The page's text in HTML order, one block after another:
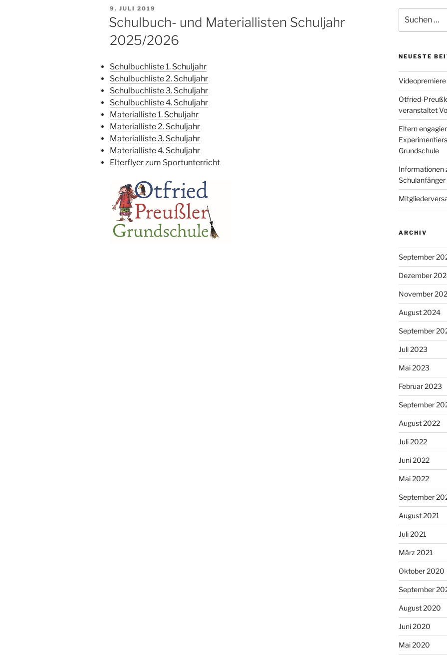
VERÖFFENTLICHT
AM
9. JULI 2019
Schulbuch- und Materiallisten Schuljahr
2025/2026
Schulbuchliste 1. Schuljahr
Schulbuchliste 2. Schuljahr
Schulbuchliste 3. Schuljahr
Schulbuchliste 4. Schuljahr
Materialliste 1. Schuljahr
Materialliste 2. Schuljahr
Materialliste 3. Schuljahr
Materialliste 4. Schuljahr
Elterflyer zum Sportunterricht
nach:
NEUESTE
Videopremiere
Otfried-
veranstaltet
Eltern
Grundschule
Informationen
Schulanfänger
ARCHIV
September
Dezember
November
August 2024
September
Juli 2023
Mai 2023
Februar 2023
September
August 2022
Juli 2022
Juni 2022
Mai 2022
September
August 2021
Juli 2021
März 2021
Oktober 2020
September
August 2020
Juni 2020
Mai 2020